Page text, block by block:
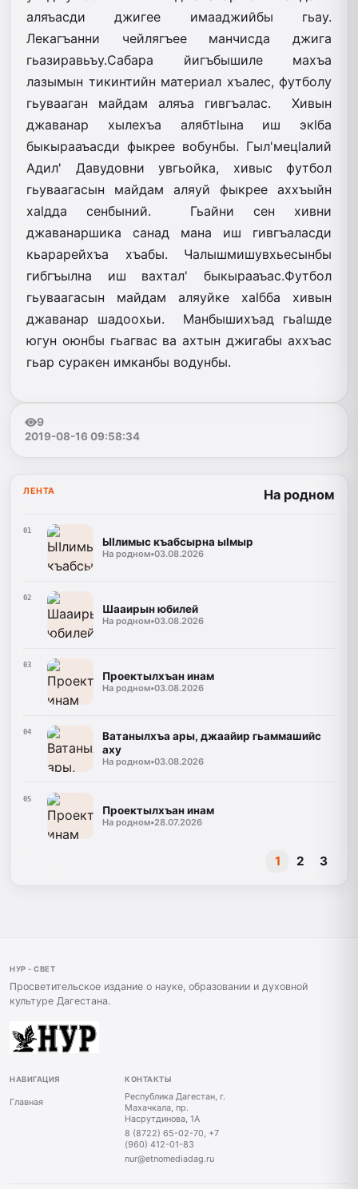
аляъасди джигее имааджийбы гьау.
Лекагъанни чейлягъее манчисда джига
гьазиравьъу.Сабара йигъбышиле махъа
лазымын тикинтийн материал хъалес, футболу
гьувааган майдам аляъа гивгъалас. Хивын
джаванар хылехъа алябтlына иш экlба
быкырааъасди фыкрее вобунбы. Гыл'мецlалий
Адил' Давудовни увгьойка, хивыс футбол
гьуваагасын майдам аляуй фыкрее аххъыйн
хаlдда сенбыний. Гьайни сен хивни
джаванаршика санад мана иш гивгъаласди
кьарарейхъа хъабы. Чалышмишувхьесынбы
гибгъылна иш вахтал' быкырааъас.Футбол
гьуваагасын майдам аляуйке хаlбба хивын
джаванар шадоохьи. Манбышихъад гьаlшде
югун оюнбы гьагвас ва ахтын джигабы аххъас
гьар суракен имканбы водунбы.
9
2019-08-16 09:58:34
ЛЕНТА На родном
01
ЫIлимыс къабсырна ыIмыр
На родном•03.08.2026
02
Шааирын юбилей
На родном•03.08.2026
03
Проектылхъан инам
На родном•03.08.2026
04
Ватанылхъа ары, джаайир гьаммашийс
аху
На родном•03.08.2026
05
Проектылхъан инам
На родном•28.07.2026
1 2 3
НУР - СВЕТ
Просветительское издание о науке, образовании и духовной
культуре Дагестана.
НАВИГАЦИЯ
Главная
КОНТАКТЫ
Республика Дагестан, г.
Махачкала, пр.
Насрутдинова, 1А
8 (8722) 65-02-70, +7
(960) 412-01-83
nur@etnomediadag.ru